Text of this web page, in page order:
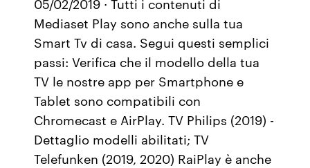
Mediaset Play sono anche sulla tua
Smart Tv di casa. Segui questi semplici
passi: Verifica che il modello della tua
TV le nostre app per Smartphone e
Tablet sono compatibili con
Chromecast e AirPlay. TV Philips (2019) -
Dettaglio modelli abilitati; TV
Telefunken (2019, 2020) RaiPlay è anche